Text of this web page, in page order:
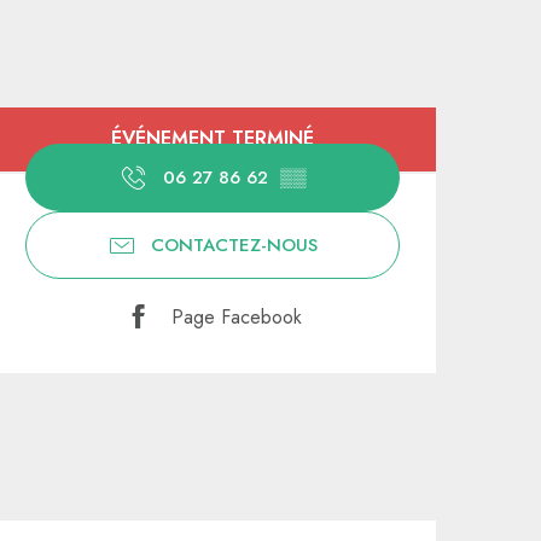
et coordonnées
ÉVÉNEMENT TERMINÉ
06 27 86 62 ▒▒
CONTACTEZ-NOUS
Page Facebook